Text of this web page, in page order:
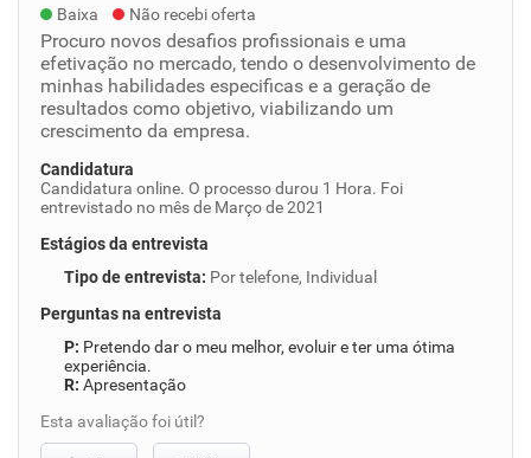
Baixa Não recebi oferta
Procuro novos desafios profissionais e uma
efetivação no mercado, tendo o desenvolvimento de
minhas habilidades especificas e a geração de
resultados como objetivo, viabilizando um
crescimento da empresa.
Candidatura
Candidatura online. O processo durou 1 Hora. Foi
entrevistado no mês de Março de 2021
Estágios da entrevista
Tipo de entrevista: Por telefone, Individual
Perguntas na entrevista
Pretendo dar o meu melhor, evoluir e ter uma ótima
experiência.
Apresentação
Esta avaliação foi útil?